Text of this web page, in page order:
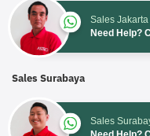
Sales Jakarta
Need Help?
Sales Surabaya
Sales